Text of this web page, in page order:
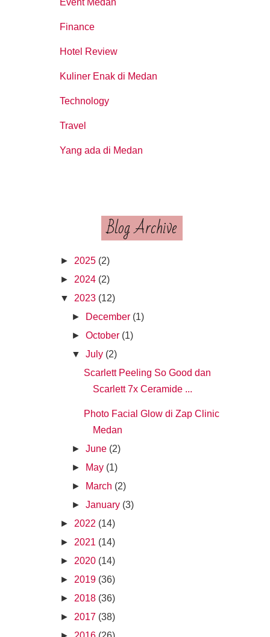
Finance
Hotel Review
Kuliner Enak di Medan
Technology
Travel
Yang ada di Medan
Blog Archive
► 2025 (2)
► 2024 (2)
▼
2023 (12)
►
December (1)
►October (1)
▼
July (2)
Scarlett Peeling So Good dan
Scarlett 7x Ceramide ...
Photo Facial Glow di Zap Clinic
Medan
►June (2)
►
May (1)
►
March (2)
►January (3)
► 2022 (14)
► 2021 (14)
► 2020 (14)
► 2019 (36)
► 2018 (36)
► 2017 (38)